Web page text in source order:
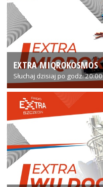
EXTRA MIQROKOSMOS
Słuchaj dzisiaj po godz. 20:00